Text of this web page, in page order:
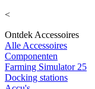
<
Ontdek Accessoires
Alle Accessoires
Componenten
Farming Simulator 25
Docking stations